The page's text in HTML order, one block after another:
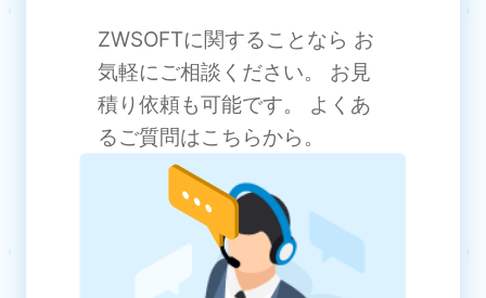
ZWSOFTに関することなら お
気軽にご相談ください。 お見
積り依頼も可能です。 よくあ
るご質問はこちらから。